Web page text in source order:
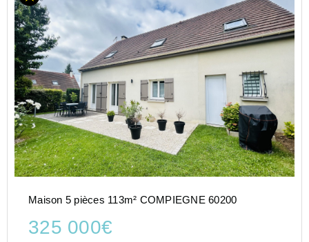
Maison 5 pièces 113m² COMPIEGNE 60200
325 000€